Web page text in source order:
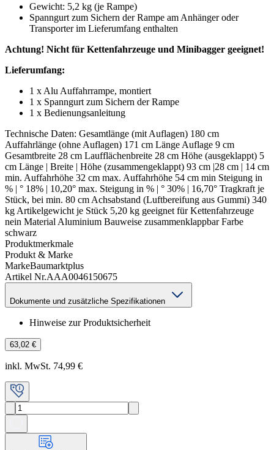
Gewicht: 5,2 kg (je Rampe)
Spanngurt zum Sichern der Rampe am Anhänger oder
Transporter im Lieferumfang enthalten
Achtung! Nicht für Kettenfahrzeuge und Minibagger geeignet!
Lieferumfang:
1 x Alu Auffahrrampe, montiert
1 x Spanngurt zum Sichern der Rampe
1 x Bedienungsanleitung
Technische Daten: Gesamtlänge (mit Auflagen) 180 cm
Auffahrlänge (ohne Auflagen) 171 cm Länge Auflage 9 cm
Gesamtbreite 28 cm Laufflächenbreite 28 cm Höhe (ausgeklappt) 5
cm Länge | Breite | Höhe (zusammengeklappt) 93 cm |28 cm | 14 cm
min. Auffahrhöhe 32 cm max. Auffahrhöhe 54 cm min Steigung in
% | ° 18% | 10,20° max. Steigung in % | ° 30% | 16,70° Tragkraft je
Stück, bei min. 80 cm Achsabstand (Luftbereifung aus Gummi) 340
kg Artikelgewicht je Stück 5,20 kg geeignet für Kettenfahrzeuge
nein Material Aluminium Bauweise zusammenklappbar Farbe
schwarz
Produktmerkmale
Produkt & Marke
MarkeBaumarktplus
Artikel Nr.AAA0046150675
Dokumente und zusätzliche Spezifikationen
Hinweise zur Produktsicherheit
63,02 €
inkl. MwSt. 74,99 €